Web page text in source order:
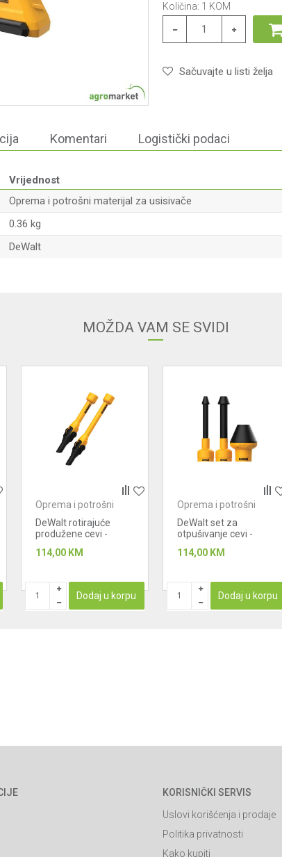
Količina: 1 KOM
Sačuvajte u listi želja
Komentari Logistički podaci
Vrijednost
Oprema i potrošni materijal za usisivače
0.36 kg
DeWalt
MOŽDA VAM SE SVIDI
Oprema i potrošni
DeWalt rotirajuće
produžene cevi -
114,00 KM
Dodaj u korpu
Oprema i potrošni
DeWalt set za
otpušivanje cevi -
114,00 KM
Dodaj u korpu
KORISNIČKI SERVIS
Uslovi korišćenja i prodaje
Politika privatnosti
Kako kupiti